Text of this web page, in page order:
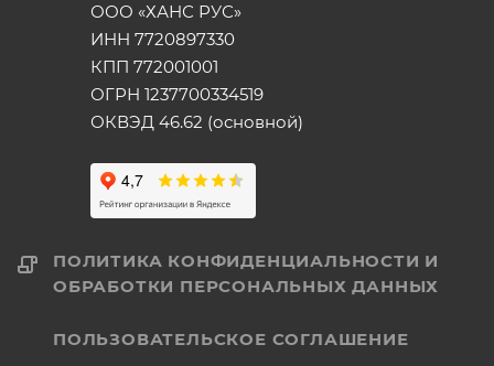
ООО «ХАНС РУС»
ИНН 7720897330
КПП 772001001
ОГРН 1237700334519
ОКВЭД 46.62 (основной)
ПОЛИТИКА КОНФИДЕНЦИАЛЬНОСТИ И
ОБРАБОТКИ ПЕРСОНАЛЬНЫХ ДАННЫХ
ПОЛЬЗОВАТЕЛЬСКОЕ СОГЛАШЕНИЕ